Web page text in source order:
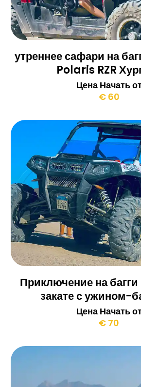
утреннее сафари на
Polaris RZR
Цена Начать
€ 60
Приключение на
закате с ужином-
Цена Начать
€ 70